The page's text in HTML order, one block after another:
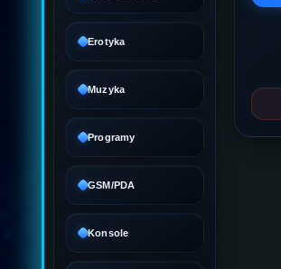
Erotyka
Muzyka
Programy
GSM/PDA
Konsole